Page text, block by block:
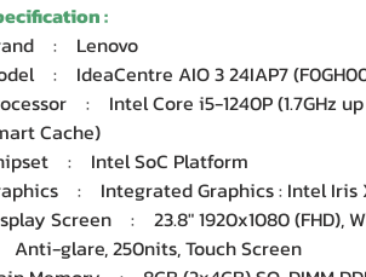
:
: Lenovo
: IdeaCentre AIO 3 24IAP7
: Intel Core i5-1240P (1.7GHz up
Cache)
: Intel SoC Platform
: Integrated Graphics : Intel Iris
Screen : 23.8" 1920x1080 (FHD),
glare, 250nits, Touch Screen